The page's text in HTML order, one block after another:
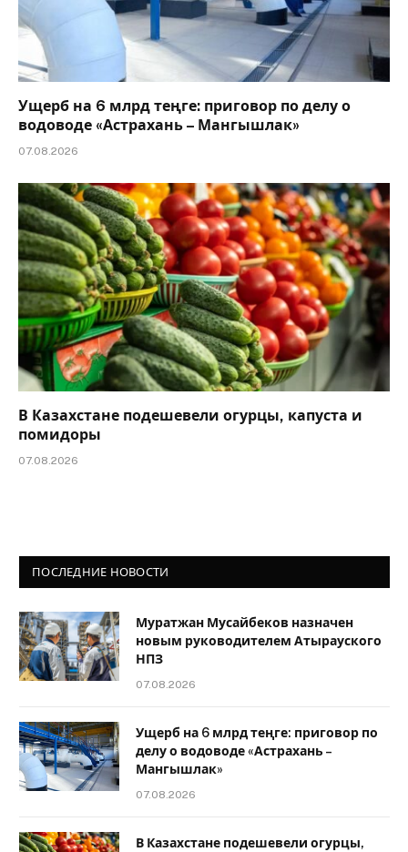
Ущерб на 6 млрд теңге: приговор по делу о
водоводе «Астрахань – Мангышлак»
07.08.2026
В Казахстане подешевели огурцы, капуста и
помидоры
07.08.2026
ПОСЛЕДНИЕ НОВОСТИ
Муратжан Мусайбеков назначен
новым руководителем Атырауского
НПЗ
07.08.2026
Ущерб на 6 млрд теңге: приговор по
делу о водоводе «Астрахань –
Мангышлак»
07.08.2026
В Казахстане подешевели огурцы,